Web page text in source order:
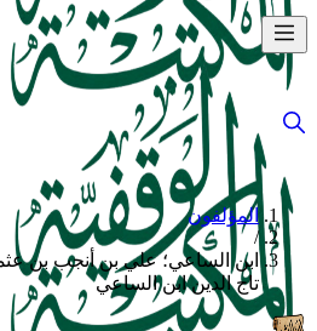
المؤلفون
/
ابن الساعي؛ علي بن أنجب بن
تاج الدين ابن الساعي